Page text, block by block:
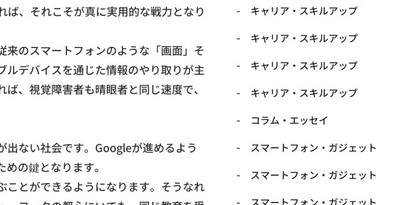
、 それこそが真に実用的な戦力となり
のスマートフォンのような「画面」 そ
ルデバイスを通じた情報のやり取りが主
、視覚障害者も晴眼者と同じ速度で、
ない社会です。 Googleが進めるよう
の鍵となります。
とができるようになります。 そうなれ
キャリア・スキルアップ
キャリア・スキルアップ
キャリア・スキルアップ
キャリア・スキルアップ
コラム・エッセイ
スマートフォン・ガジェット
スマートフォン・ガジェット